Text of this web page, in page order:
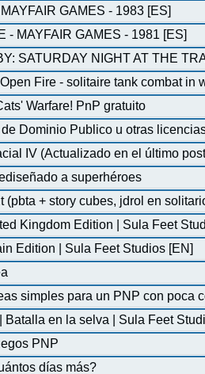
GAMES - 1983 [ES]
- MAYFAIR GAMES - 1981 [ES]
SATURDAY NIGHT AT THE
Fire - solitaire tank combat in
Warfare! PnP gratuito
Dominio Publico u otras
IV (Actualizado en el último
a superhéroes
(pbta + story cubes, jdrol en
Kingdom Edition | Sula Feet
Edition | Sula Feet Studios [EN]
simples para un PNP con poca
Batalla en la selva | Sula Feet
PNP
días más?